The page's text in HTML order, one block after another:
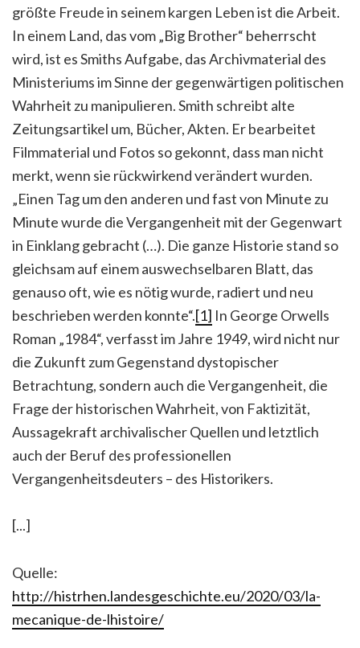
größte Freude in seinem kargen Leben ist die Arbeit.
In einem Land, das vom „Big Brother“ beherrscht
wird, ist es Smiths Aufgabe, das Archivmaterial des
Ministeriums im Sinne der gegenwärtigen politischen
Wahrheit zu manipulieren.Smith schreibt alte
Zeitungsartikel um, Bücher, Akten. Er bearbeitet
Filmmaterial und Fotos so gekonnt, dass man nicht
merkt, wenn sie rückwirkend verändert wurden.
„Einen Tag um den anderen und fast von Minute zu
Minute wurde die Vergangenheit mit der Gegenwart
in Einklang gebracht (…). Die ganze Historie stand so
gleichsam auf einem auswechselbaren Blatt, das
genauso oft, wie es nötig wurde, radiert und neu
beschrieben werden konnte“.[1] In George Orwells
Roman „1984“, verfasst im Jahre 1949, wird nicht nur
die Zukunft zum Gegenstand dystopischer
Betrachtung, sondern auch die Vergangenheit, die
Frage der historischen Wahrheit, von Faktizität,
Aussagekraft archivalischer Quellen und letztlich
auch der Beruf des professionellen
Vergangenheitsdeuters – des Historikers.
[...]
Quelle:
http://histrhen.landesgeschichte.eu/2020/03/la-
mecanique-de-lhistoire/